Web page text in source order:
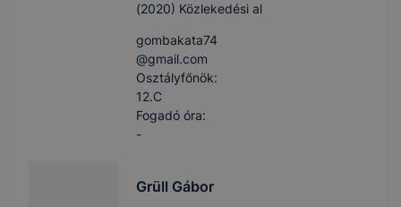
(2020) Közlekedési al
gombakata74​
@gmail.com
Osztályfőnök:
12.C
Fogadó óra:
-
Grüll Gábor